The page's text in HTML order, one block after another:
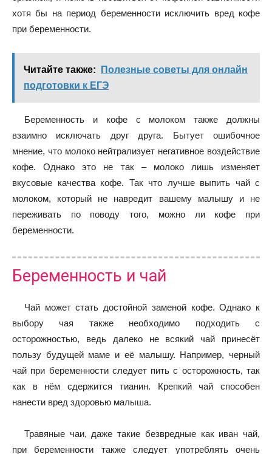
хотя бы на период беременности исключить вред кофе
при беременности.
Читайте также:
Полезные советы для онлайн
подготовки к ЕГЭ
Беременность и кофе с молоком также должны
взаимно исключать друг друга. Бытует ошибочное
мнение, что молоко нейтрализует негативное воздействие
кофе. Однако это не так – молоко лишь изменяет
вкусовые качества кофе. Так что лучше выпить чай с
молоком, который не навредит вашему малышу и не
переживать по поводу того, можно ли кофе при
беременности.
Беременность и чай
Чай может стать достойной заменой кофе. Однако к
выбору чая также необходимо подходить с
осторожностью, ведь далеко не всякий чай принесёт
пользу будущей маме и её малышу. Например, черный
чай при беременности следует пить с осторожность, так
как в нём сдержится тианин. Крепкий чай способен
нанести вред здоровью малыша.
Травяные чаи, даже такие безвредные как иван чай,
при беременности также следует употреблять очень